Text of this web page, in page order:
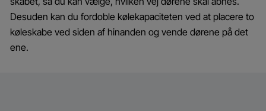
Desuden kan du fordoble kølekapaciteten ved at placere to
køleskabe ved siden af hinanden og vende dørene på det
ene.